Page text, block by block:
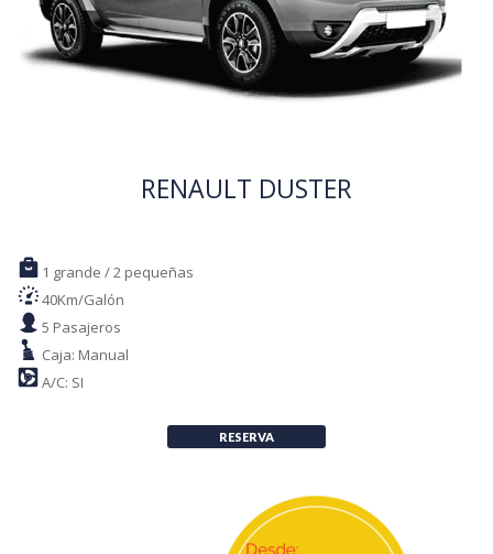
RENAULT DUSTER
1 grande / 2 pequeñas
40Km/Galón
5 Pasajeros
Caja: Manual
A/C: SI
RESERVA